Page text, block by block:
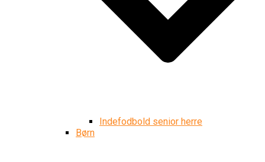
Indefodbold senior herre
Børn